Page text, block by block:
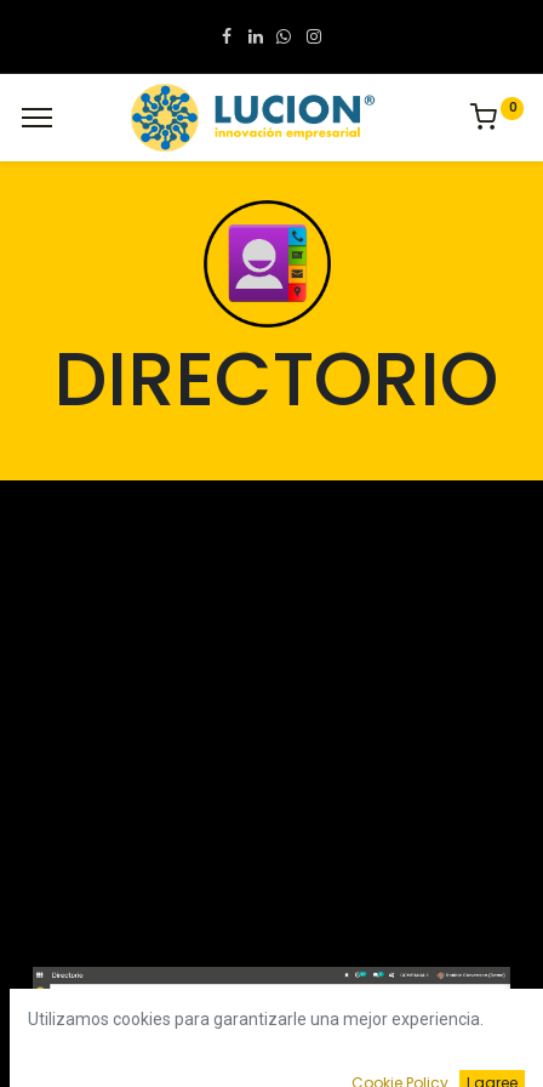
0
DIRECTORIO
Utilizamos cookies para garantizarle una mejor experiencia.
Cookie Policy I agree